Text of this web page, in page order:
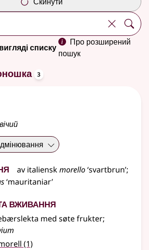
списку
Про розширений
пошук
3
av italienskmorello‘svartbrun’;
‘mauritaniar’
вживання
med søte frukter;
(1)